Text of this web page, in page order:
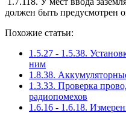
должен быть предусмотрен
Похожие статьи:
1.5.27 - 1.5.38.
ним
1.8.38.
1.3.33. Проверка
радиопомехов
1.6.16 - 1.6.18.